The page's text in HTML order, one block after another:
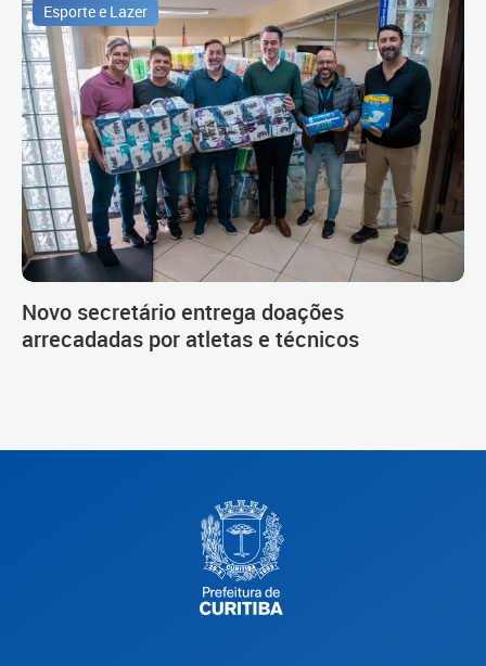
Esporte e Lazer
Novo secretário entrega doações
arrecadadas por atletas e técnicos